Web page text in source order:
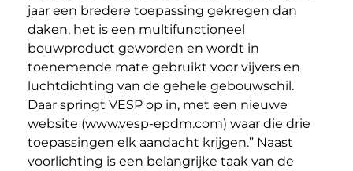
jaar een bredere toepassing gekregen dan
daken, het is een multifunctioneel
bouwproduct geworden en wordt in
toenemende mate gebruikt voor vijvers en
luchtdichting van de gehele gebouwschil.
Daar springt VESP op in, met een nieuwe
website (www.vesp-epdm.com) waar die drie
toepassingen elk aandacht krijgen.” Naast
voorlichting is een belangrijke taak van de